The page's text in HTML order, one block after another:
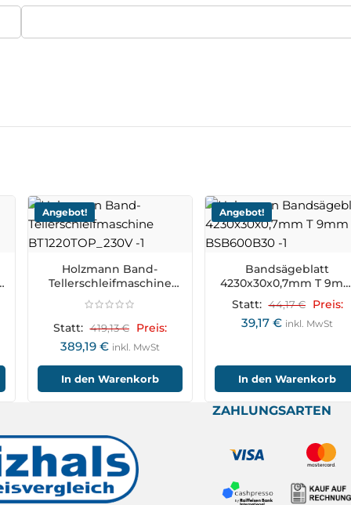
Angebot!
Holzmann Band-
Tellerschleifmaschine
BT1220TOP_230V
Statt: 419,13€ Preis:
389,19 € inkl. MwSt
In den Warenkorb
Angebot!
Bandsägeblatt
4230x30x0,7mm T 9mm
Statt: 44,17€ Preis:
39,17€ inkl. MwSt
In den Warenkorb
ZAHLUNGSARTEN